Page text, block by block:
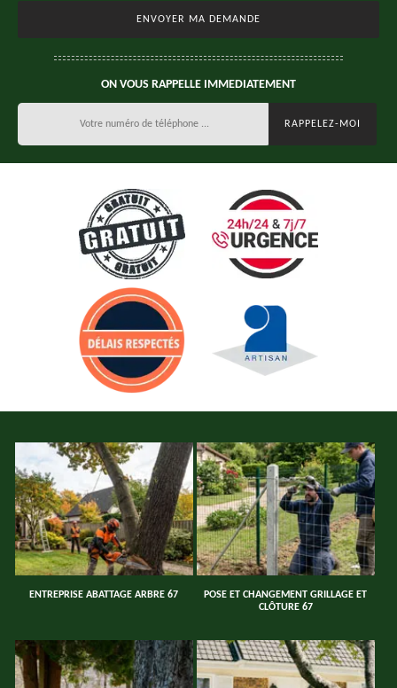
ON VOUS RAPPELLE IMMEDIATEMENT
ENTREPRISE ABATTAGE ARBRE 67
POSE ET CHANGEMENT GRILLAGE ET
CLÔTURE 67